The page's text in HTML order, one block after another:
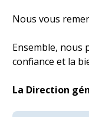
Nous vous
Ensemble, nous
confiance et la
La Direction